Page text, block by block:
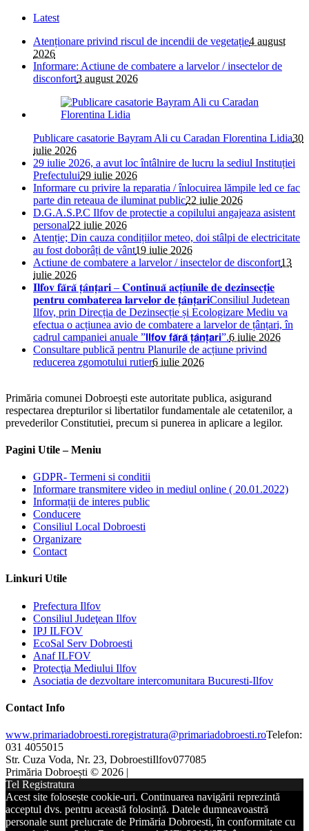
Latest
Atenționare privind riscul de incendii de vegetație4 august
2026
Informare: Actiune de combatere a larvelor / insectelor de
disconfort3 august 2026
Publicare casatorie Bayram Ali cu Caradan Florentina Lidia30
iulie 2026
29 iulie 2026, a avut loc întâlnire de lucru la sediul Instituției
Prefectului29 iulie 2026
Informare cu privire la reparatia / înlocuirea lămpile led ce fac
parte din reteaua de iluminat public22 iulie 2026
D.G.A.S.P.C Ilfov de protectie a copilului angajeaza asistent
personal22 iulie 2026
Atenție; Din cauza condițiilor meteo, doi stâlpi de electricitate
au fost doborâți de vânt19 iulie 2026
Actiune de combatere a larvelor / insectelor de disconfort13
iulie 2026
𝐈𝐥𝐟𝐨𝐯 𝐟𝐚̆𝐫𝐚̆ 𝐭̦𝐚̂𝐧𝐭̦𝐚𝐫𝐢 – 𝐂𝐨𝐧𝐭𝐢𝐧𝐮𝐚̆ 𝐚𝐜𝐭̦𝐢𝐮𝐧𝐢𝐥𝐞 𝐝𝐞 𝐝𝐞𝐳𝐢𝐧𝐬𝐞𝐜𝐭̦𝐢𝐞
𝐩𝐞𝐧𝐭𝐫𝐮 𝐜𝐨𝐦𝐛𝐚𝐭𝐞𝐫𝐞𝐚 𝐥𝐚𝐫𝐯𝐞𝐥𝐨𝐫 𝐝𝐞 𝐭̦𝐚̂𝐧𝐭̦𝐚𝐫𝐢Consiliul Judetean
Ilfov, prin Direcția de Dezinsecție și Ecologizare Mediu va
efectua o acțiunea avio de combatere a larvelor de țânțari, în
cadrul campaniei anuale ”𝗜𝗹𝗳𝗼𝘃 𝗳𝗮̆𝗿𝗮̆ 𝘁̦𝗮̂𝗻𝘁̦𝗮𝗿𝗶”.6 iulie 2026
Consultare publică pentru Planurile de acțiune privind
reducerea zgomotului rutier6 iulie 2026
Primăria comunei Dobroești este autoritate publica, asigurand
respectarea drepturilor si libertatilor fundamentale ale cetatenilor, a
prevederilor Constitutiei, precum si punerea in aplicare a legilor.
Pagini Utile – Meniu
GDPR- Termeni si conditii
Informare transmitere video in mediul online ( 20.01.2022)
Informații de interes public
Conducere
Consiliul Local Dobroesti
Organizare
Contact
Linkuri Utile
Prefectura Ilfov
Consiliul Judeţean Ilfov
IPJ ILFOV
EcoSal Serv Dobroesti
Anaf ILFOV
Protecţia Mediului Ilfov
Asociatia de dezvoltare intercomunitara Bucuresti-Ilfov
Contact Info
www.primariadobroesti.roregistratura@primariadobroesti.roTelefon:
031 4055015
Str. Cuza Voda, Nr. 23, DobroestiIlfov077085
Primăria Dobroești © 2026 |
Tel Registratura
Acest site folosește cookie-uri. Continuarea navigării reprezintă
acceptul dvs. pentru această folosință. Datele dumneavoastră
personale sunt prelucrate de Primăria Dobroesti, în conformitate cu